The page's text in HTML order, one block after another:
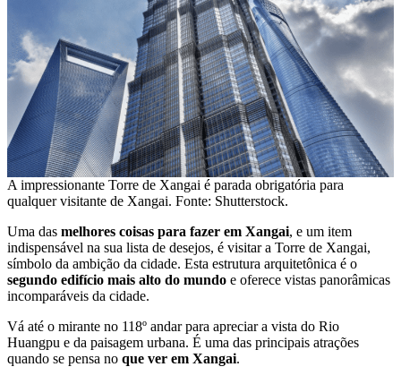
A impressionante Torre de Xangai é parada obrigatória para
qualquer visitante de Xangai. Fonte: Shutterstock.
Uma das melhores coisas para fazer em Xangai, e um item
indispensável na sua lista de desejos, é visitar a Torre de Xangai,
símbolo da ambição da cidade. Esta estrutura arquitetônica é o
segundo edifício mais alto do mundo e oferece vistas panorâmicas
incomparáveis ​​da cidade.
Vá até o mirante no 118º andar para apreciar a vista do Rio
Huangpu e da paisagem urbana. É uma das principais atrações
quando se pensa no que ver em Xangai.